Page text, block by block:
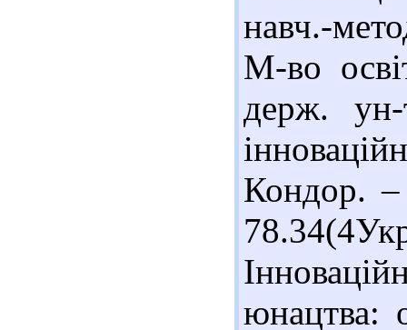
навч.-
М-во
держ.
Кондор.
юнацтва: